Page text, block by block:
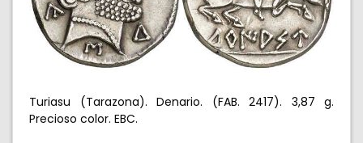
Turiasu (Tarazona). Denario. (FAB. 2417). 3,87 g.
Precioso color. EBC.